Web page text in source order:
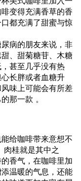
变得充满香草的香
都充满了甜蜜与惊
病的朋友来说，非
、甜菊糖苷、木糖
甚至几乎没有热
长胖或者血糖升
味上可能会有所差
那一款 。
给咖啡带来意想不
肉桂就是其中之
香气，在咖啡里加
温暖的气息，还能